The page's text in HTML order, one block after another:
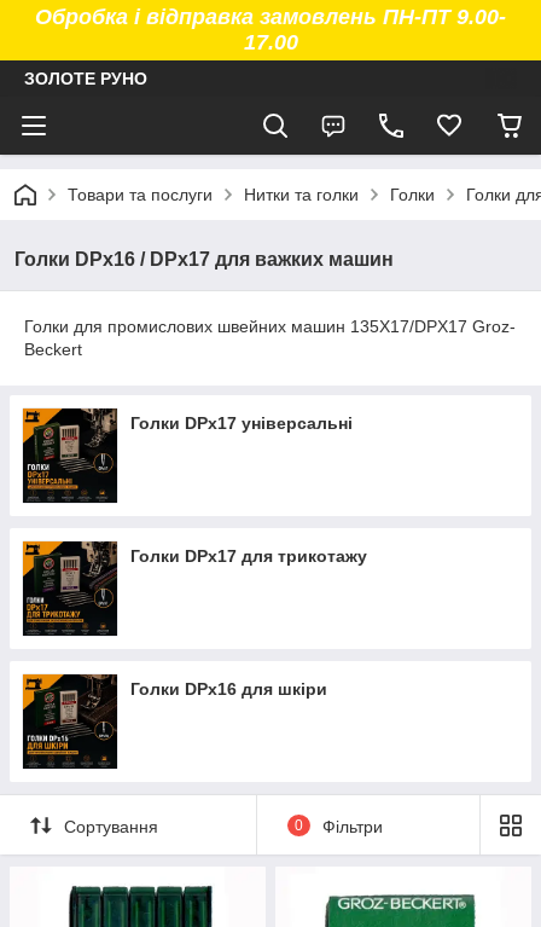
Обробка і відправка замовлень ПН-ПТ 9.00-
17.00
ЗОЛОТЕ РУНО
Товари та послуги Нитки та голки Голки Голки
Голки DPx16 / DPx17 для важких машин
Голки для промислових швейних машин 135X17/DPX17 Groz-
Beckert
Голки DPx17 універсальні
Голки DPx17 для трикотажу
Голки DPx16 для шкіри
Сортування 0 Фільтри